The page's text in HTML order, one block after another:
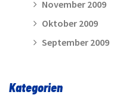
November 2009
Oktober 2009
September 2009
Kategorien